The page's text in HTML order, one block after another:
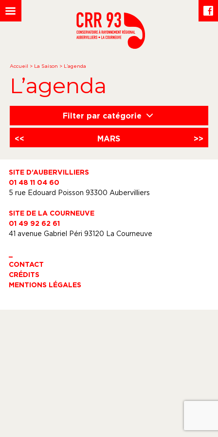
Accueil > La Saison > L’agenda
L’agenda
Filter par catégorie
<< MARS >>
SITE D’AUBERVILLIERS
01 48 11 04 60
5 rue Edouard Poisson 93300 Aubervilliers
SITE DE LA COURNEUVE
01 49 92 62 61
41 avenue Gabriel Péri 93120 La Courneuve
CONTACT
CRÉDITS
MENTIONS LÉGALES